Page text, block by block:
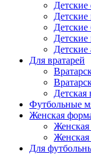
Детские
Детские
Детские
Для вратарей
Детская
Футбольные
Женская
Женская
Женская
Для